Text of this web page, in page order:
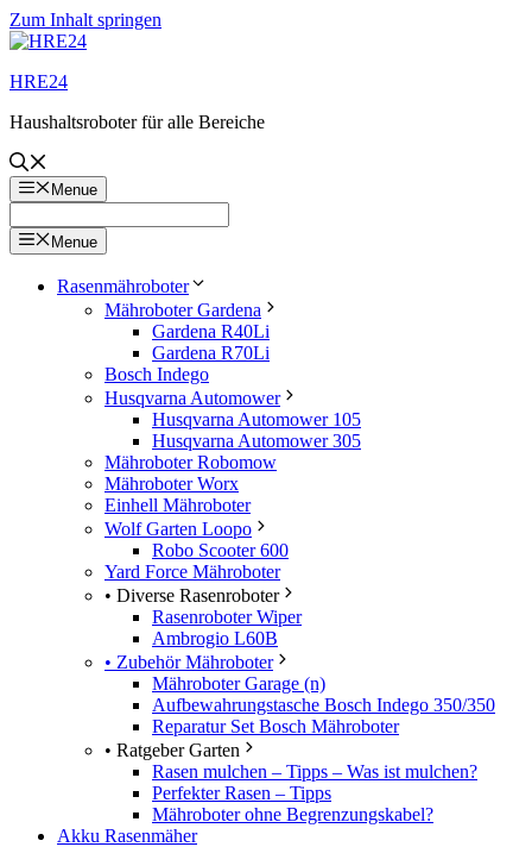
Zum Inhalt springen
HRE24
Haushaltsroboter für alle Bereiche
Menue
Menue
Rasenmähroboter
Mähroboter Gardena
Gardena R40Li
Gardena R70Li
Bosch Indego
Husqvarna Automower
Husqvarna Automower 105
Husqvarna Automower 305
Mähroboter Robomow
Mähroboter Worx
Einhell Mähroboter
Wolf Garten Loopo
Robo Scooter 600
Yard Force Mähroboter
• Diverse Rasenroboter
Rasenroboter Wiper
Ambrogio L60B
• Zubehör Mähroboter
Mähroboter Garage (n)
Aufbewahrungstasche Bosch Indego 350/350
Reparatur Set Bosch Mähroboter
• Ratgeber Garten
Rasen mulchen – Tipps – Was ist mulchen?
Perfekter Rasen – Tipps
Mähroboter ohne Begrenzungskabel?
Akku Rasenmäher